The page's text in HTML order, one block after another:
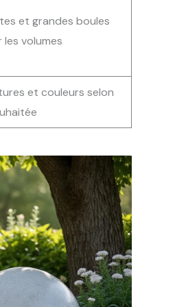
et grandes boules
volumes
et couleurs selon